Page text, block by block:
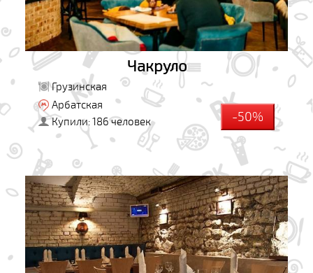
Чакруло
Грузинская
Арбатская
Купили: 186 человек
-50%